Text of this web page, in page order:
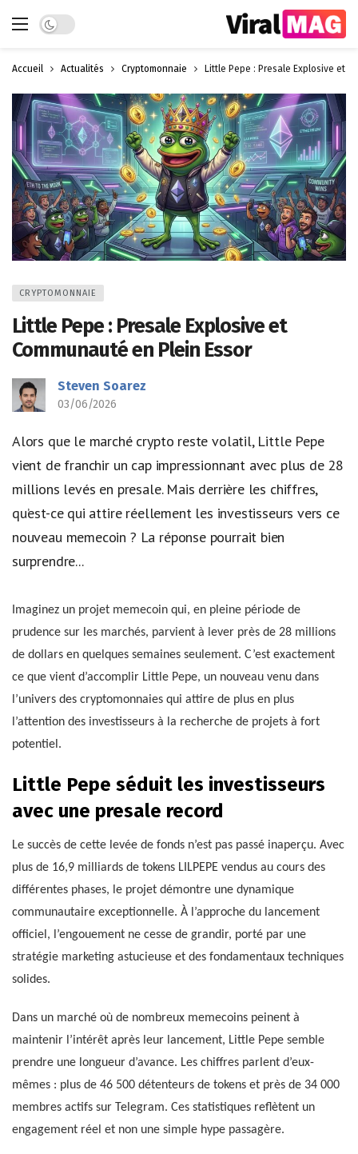
Dark mode
Accueil Actualités Cryptomonnaie Little Pepe : Presale Explosive et
CRYPTOMONNAIE
Little Pepe : Presale Explosive et
Communauté en Plein Essor
Steven Soarez
03/06/2026
Alors que le marché crypto reste volatil, Little Pepe
vient de franchir un cap impressionnant avec plus de 28
millions levés en presale. Mais derrière les chiffres,
qu’est-ce qui attire réellement les investisseurs vers ce
nouveau memecoin ? La réponse pourrait bien
surprendre...
Imaginez un projet memecoin qui, en pleine période de
prudence sur les marchés, parvient à lever près de 28 millions
de dollars en quelques semaines seulement. C’est exactement
ce que vient d’accomplir Little Pepe, un nouveau venu dans
l’univers des cryptomonnaies qui attire de plus en plus
l’attention des investisseurs à la recherche de projets à fort
potentiel.
Little Pepe séduit les investisseurs
avec une presale record
Le succès de cette levée de fonds n’est pas passé inaperçu. Avec
plus de 16,9 milliards de tokens LILPEPE vendus au cours des
différentes phases, le projet démontre une dynamique
communautaire exceptionnelle. À l’approche du lancement
officiel, l’engouement ne cesse de grandir, porté par une
stratégie marketing astucieuse et des fondamentaux techniques
solides.
Dans un marché où de nombreux memecoins peinent à
maintenir l’intérêt après leur lancement, Little Pepe semble
prendre une longueur d’avance. Les chiffres parlent d’eux-
mêmes : plus de 46 500 détenteurs de tokens et près de 34 000
membres actifs sur Telegram. Ces statistiques reflètent un
engagement réel et non une simple hype passagère.